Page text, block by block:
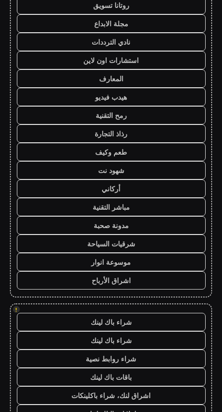
روتانا تسويق
مجلة الابداع
نادي الترددات
استشارات اون لاين
المعارف
هيدب فيديو
رمح التقنية
رذاذ التجارة
طعم وكيف
شهود نت
أركاني
مباشر التقنية
مدونة صحبة
شرقيات السياحة
موسوعة انوار
اشراق الأرباح
!
شراء باك لينك
شراء باك لينك
شراء روابط نصية
باقات باك لينك
اشراق لنك، شراء باكلينكات